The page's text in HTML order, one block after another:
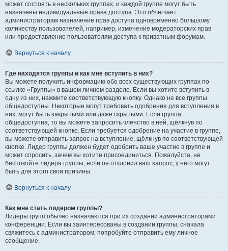
может состоять в нескольких группах, и каждой группе могут быть
назначены индивидуальные права доступа. Это облегчает
администраторам назначение прав доступа одновременно большому
количеству пользователей, например, изменение модераторских прав
или предоставление пользователям доступа к приватным форумам.
Вернуться к началу
Где находятся группы и как мне вступить в них?
Вы можете получить информацию обо всех существующих группах по
ссылке «Группы» в вашем личном разделе. Если вы хотите вступить в
одну из них, нажмите соответствующую кнопку. Однако не все группы
общедоступны. Некоторые могут требовать одобрения для вступления в
них, могут быть закрытыми или даже скрытыми. Если группа
общедоступна, то вы можете запросить членство в ней, щёлкнув по
соответствующей кнопке. Если требуется одобрение на участие в группе,
вы можете отправить запрос на вступление, щёлкнув по соответствующей
кнопке. Лидер группы должен будет одобрить ваше участие в группе и
может спросить, зачем вы хотите присоединиться. Пожалуйста, не
беспокойте лидера группы, если он отклонил ваш запрос; у него могут
быть для этого свои причины.
Вернуться к началу
Как мне стать лидером группы?
Лидеры групп обычно назначаются при их создании администраторами
конференции. Если вы заинтересованы в создании группы, сначала
свяжитесь с администратором; попробуйте отправить ему личное
сообщение.